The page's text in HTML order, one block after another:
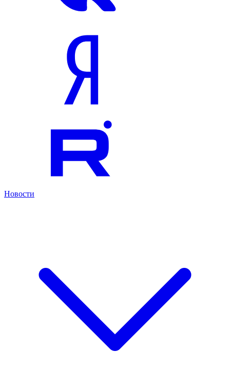
Новости